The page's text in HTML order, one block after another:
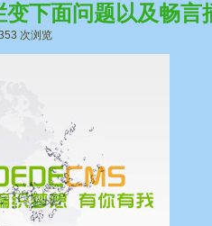
下面问题以及畅言
次浏览